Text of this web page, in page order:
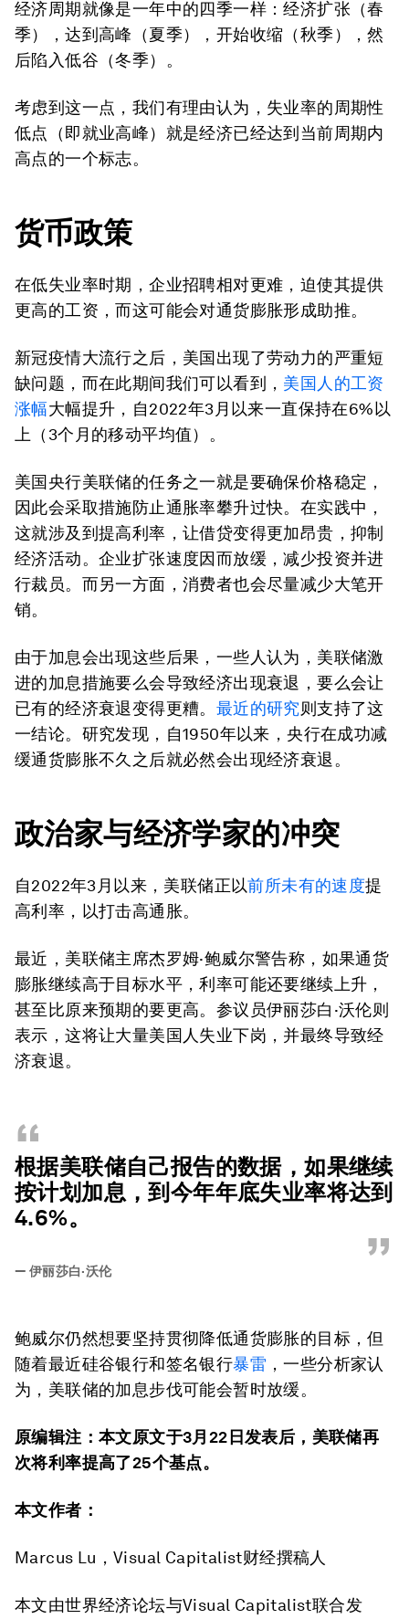
经济周期就像是一年中的四季一样：经济扩张（春
季），达到高峰（夏季），开始收缩（秋季），然
后陷入低谷（冬季）。
考虑到这一点，我们有理由认为，失业率的周期性
低点（即就业高峰）就是经济已经达到当前周期内
高点的一个标志。
货币政策
在低失业率时期，企业招聘相对更难，迫使其提供
更高的工资，而这可能会对通货膨胀形成助推。
新冠疫情大流行之后，美国出现了劳动力的严重短
缺问题，而在此期间我们可以看到， 美国人的工资
涨幅大幅提升，自2022年3月以来一直保持在6%以
上（3个月的移动平均值）。
美国央行美联储的任务之一就是要确保价格稳定，
因此会采取措施防止通胀率攀升过快。在实践中，
这就涉及到提高利率，让借贷变得更加昂贵，抑制
经济活动。企业扩张速度因而放缓，减少投资并进
行裁员。而另一方面，消费者也会尽量减少大笔开
销。
由于加息会出现这些后果，一些人认为，美联储激
进的加息措施要么会导致经济出现衰退，要么会让
已有的经济衰退变得更糟。 最近的研究则支持了这
一结论。研究发现，自1950年以来，央行在成功减
缓通货膨胀不久之后就必然会出现经济衰退。
政治家与经济学家的冲突
自2022年3月以来，美联储正以前所未有的速度提
高利率，以打击高通胀。
最近，美联储主席杰罗姆·鲍威尔警告称，如果通货
膨胀继续高于目标水平，利率可能还要继续上升，
甚至比原来预期的要更高。参议员伊丽莎白·沃伦则
表示，这将让大量美国人失业下岗，并最终导致经
济衰退。
“
根据美联储自己报告的数据，如果继续
按计划加息，到今年年底失业率将达到
4.6%。
”
— 伊丽莎白·沃伦
鲍威尔仍然想要坚持贯彻降低通货膨胀的目标，但
随着最近硅谷银行和签名银行暴雷 ，一些分析家认
为，美联储的加息步伐可能会暂时放缓。
原编辑注：本文原文于3月22日发表后，美联储再
次将利率提高了25个基点。
本文作者：
Marcus Lu，Visual Capitalist财经撰稿人
本文由世界经济论坛与Visual Capitalist联合发